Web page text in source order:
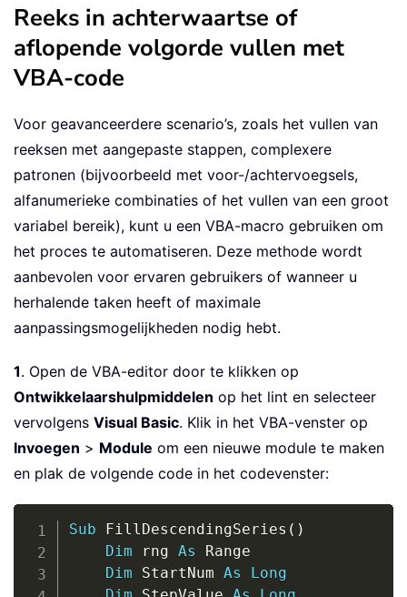
Reeks in achterwaartse of
aflopende volgorde vullen met
VBA-code
Voor geavanceerdere scenario’s, zoals het vullen van
reeksen met aangepaste stappen, complexere
patronen (bijvoorbeeld met voor-/achtervoegsels,
alfanumerieke combinaties of het vullen van een groot
variabel bereik), kunt u een VBA-macro gebruiken om
het proces te automatiseren. Deze methode wordt
aanbevolen voor ervaren gebruikers of wanneer u
herhalende taken heeft of maximale
aanpassingsmogelijkheden nodig hebt.
1. Open de VBA-editor door te klikken op
Ontwikkelaarshulpmiddelen op het lint en selecteer
vervolgens Visual Basic. Klik in het VBA-venster op
Invoegen > Module om een nieuwe module te maken
en plak de volgende code in het codevenster:
Sub FillDescendingSeries ( )
Dim rng As Range
Dim StartNum As
Long